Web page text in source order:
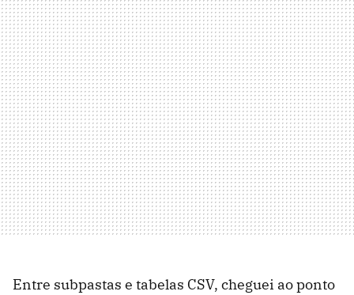
Entre subpastas e tabelas CSV, cheguei ao ponto